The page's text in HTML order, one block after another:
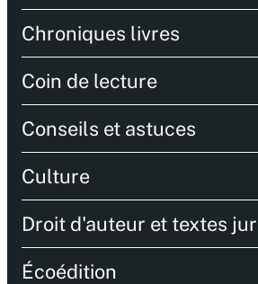
Chroniques livres
Coin de lecture
Conseils et astuces
Culture
Droit d'auteur et textes
Écoédition